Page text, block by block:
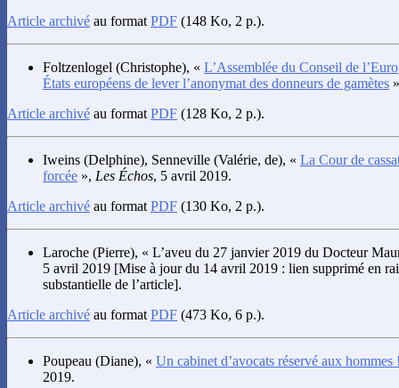
Article archivé au format PDF (148 Ko, 2 p.).
Foltzenlogel (Christophe), « L’Assemblée du Conseil de
États européens de lever l’anonymat des donneurs de gamètes
Article archivé au format PDF (128 Ko, 2 p.).
Iweins (Delphine), Senneville (Valérie, de), « La Cour de
forcée », Les Échos, 5 avril 2019.
Article archivé au format PDF (130 Ko, 2 p.).
Laroche (Pierre), « L’aveu du 27 janvier 2019 du Docteur
5 avril 2019 [Mise à jour du 14 avril 2019 : lien supprimé en
substantielle de l’article].
Article archivé au format PDF (473 Ko, 6 p.).
Poupeau (Diane), « Un cabinet d’avocats réservé aux hommes
2019.